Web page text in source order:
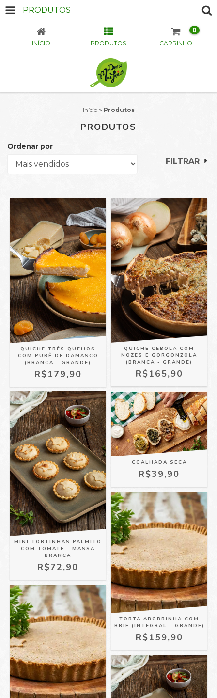
PRODUTOS
INÍCIO PRODUTOS CARRINHO
0
Início > Produtos
PRODUTOS
Ordenar por
FILTRAR
QUICHE TRÊS QUEIJOS
COM PURÊ DE DAMASCO
(BRANCA - GRANDE)
R$179,90
QUICHE CEBOLA COM
NOZES E GORGONZOLA
(BRANCA - GRANDE)
R$165,90
MINI TORTINHAS PALMITO
COM TOMATE - MASSA
BRANCA
R$72,90
COALHADA SECA
R$39,90
TORTA ABOBRINHA COM
BRIE (INTEGRAL - GRANDE)
R$159,90